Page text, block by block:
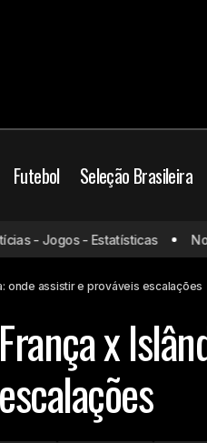
Futebol Seleção Brasileira
onde assistir e
Data FIFA
- Jogos - Estatísticas
onde assistir e prováveis escalações
França x
escalações